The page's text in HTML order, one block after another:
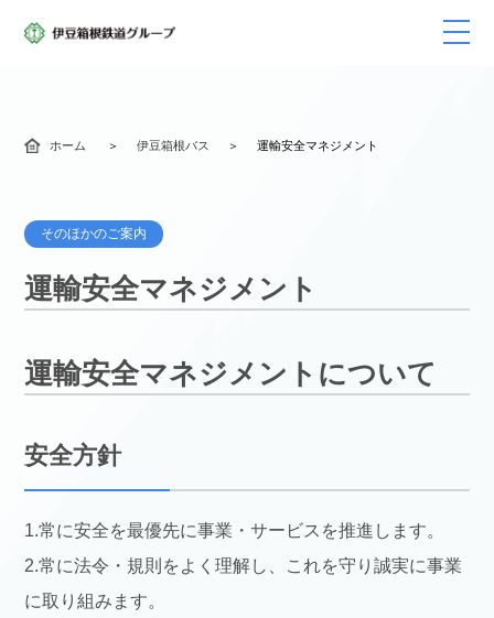
ホーム 伊豆箱根バス 運輸安全マネジメント
そのほかのご案内
運輸安全マネジメント
運輸安全マネジメントについて
安全方針
1.常に安全を最優先に事業・サービスを推進します。
2.常に法令・規則をよく理解し、これを守り誠実に事業
に取り組みます。